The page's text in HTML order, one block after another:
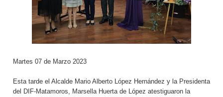
Martes 07 de Marzo 2023
Esta tarde el Alcalde Mario Alberto López Hernández y la Presidenta
del DIF-Matamoros, Marsella Huerta de López atestiguaron la